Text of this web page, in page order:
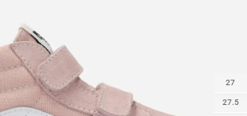
27
27.5